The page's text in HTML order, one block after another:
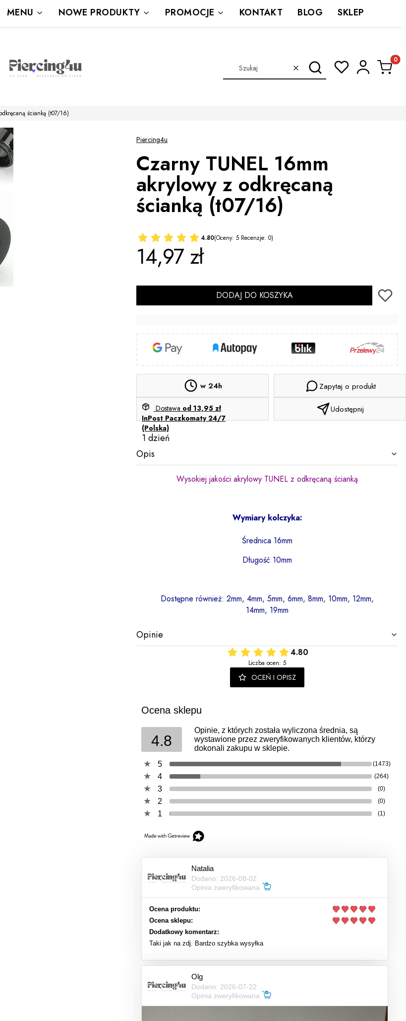
Wysyłka Gratis powyżej 80 zł
WyczyśćSzukaj
MENU NOWE PRODUKTY PROMOCJE KONTAKT BLOG SKLEP
ścianką (t07/16)
Piercing4u
Czarny TUNEL 16mm
akrylowy z odkręcaną
ścianką (t07/16)
4.80(Oceny: 5 Recenzje: 0)
Cena
14,97 zł
DODAJ DO KOSZYKA
w 24h
Dostawa od 13,95 zł
InPost Paczkomaty 24/7
(Polska)
1 dzień
Zapytaj o produkt
Udostępnij
Opis
Wysokiej jakości akrylowy TUNEL z odkręcaną ścianką
Wymiary kolczyka:
Średnica 16mm
Długość 10mm
Dostępne również: 2mm, 4mm, 5mm, 6mm, 8mm, 10mm, 12mm,
14mm, 19mm
Opinie
4.80
Liczba ocen: 5
OCEŃ I OPISZ
Ocena sklepu
4.8
Opinie, z których została wyliczona średnia, są
wystawione przez zweryfikowanych klientów, którzy
dokonali zakupu w sklepie.
5
(1473)
4 (264)
3 (0)
2 (0)
1 (1)
Natalia
Dodano: 2026-08-02
Opinia zweryfikowana
Ocena produktu:
Ocena sklepu:
Dodatkowy komentarz:
Taki jak na zdj. Bardzo szybka wysyłka
Olg
Dodano: 2026-07-22
Opinia zweryfikowana